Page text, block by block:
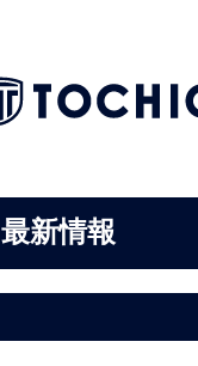
最新情報